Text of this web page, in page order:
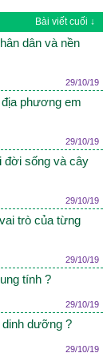
Bài viết cuối ↓
dân và nền
29/10/19
phương em
29/10/19
đời sống và cây
29/10/19
trò của từng
29/10/19
tính ?
29/10/19
dưỡng ?
29/10/19